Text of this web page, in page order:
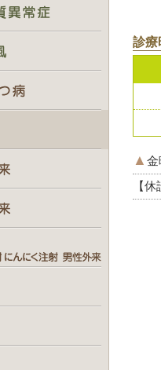
診療
▲ 金
【